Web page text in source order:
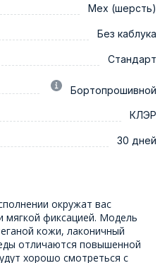
Мех (шерсть)
Без каблука
Стандарт
Бортопрошивной
КЛЭР
30 дней
окружат вас
фиксацией. Модель
кожи, лаконичный
отличаются повышенной
хорошо смотреться с